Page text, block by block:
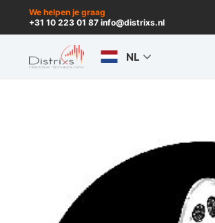
inhoud
We helpen je graag
+31 10 223 01 87 info@distrixs.nl
NL